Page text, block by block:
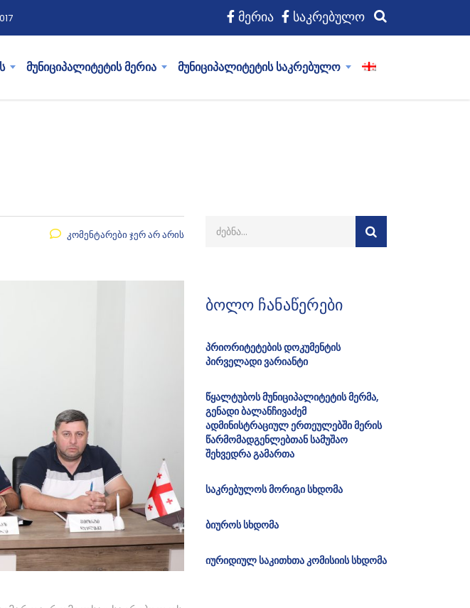
მერია საკრებულო
მუნიციპალიტეტის მერია მუნიციპალიტეტის საკრებულო
კომენტარები ჯერ არ არის
ბოლო ჩანაწერები
პრიორიტეტების დოკუმენტის
პირველადი ვარიანტი
წყალტუბოს მუნიციპალიტეტის მერმა,
გენადი ბალანჩივაძემ
ადმინისტრაციულ ერთეულებში მერის
წარმომადგენლებთან სამუშაო
შეხვედრა გამართა
საკრებულოს მორიგი სხდომა
ბიუროს სხდომა
იურიდიულ საკითხთა კომისიის სხდომა